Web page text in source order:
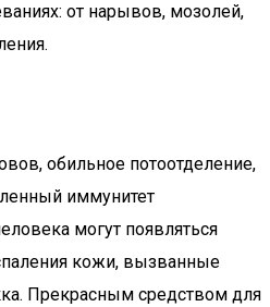
от нарывов, мозолей,
обильное потоотделение,
иммунитет
могут появляться
кожи, вызванные
Прекрасным средством для